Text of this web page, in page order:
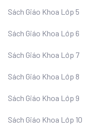
Sách Giáo Khoa Lớp 5
Sách Giáo Khoa Lớp 6
Sách Giáo Khoa Lớp 7
Sách Giáo Khoa Lớp 8
Sách Giáo Khoa Lớp 9
Sách Giáo Khoa Lớp 10